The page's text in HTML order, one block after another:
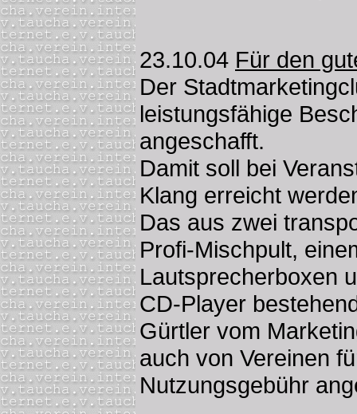
23.10.04 Für den
Der
leistungsfähige
angeschafft.
Damit soll bei
Klang erreicht
Das aus zwei
Profi-Mischpult,
Lautsprecherboxen
CD-Player
Gürtler vom
auch von Vereinen
Nutzungsgebühr